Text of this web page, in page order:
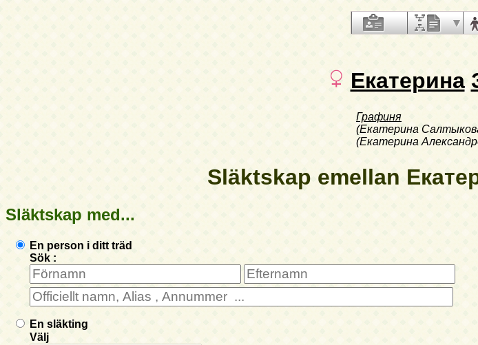
Екатерина
Графиня
(Екатерина
(Екатерина
Släktskap emellan
Släktskap med...
En person i ditt träd
Sök :
En släkting
Välj